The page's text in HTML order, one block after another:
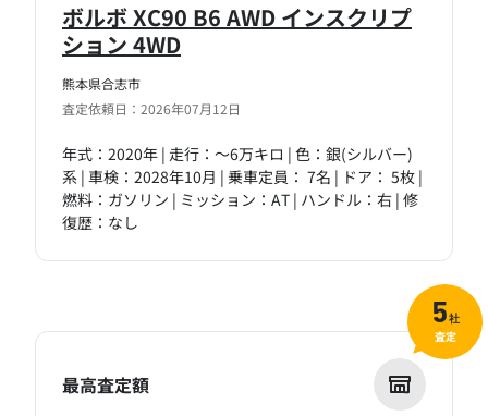
熊本県合志市
査定依頼日：2026年07月12日
ボルボ XC90 B6 AWD インスクリプ
ション 4WD
年式：2020年 | 走行：～6万キロ | 色：銀(シルバー)
系 | 車検：2028年10月 | 乗車定員： 7名 | ドア： 5枚 |
燃料：ガソリン | ミッション：AT | ハンドル：右 | 修
復歴：なし
最高査定額
5社
査定